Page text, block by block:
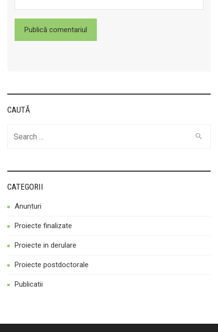
CAUTĂ
CATEGORII
Anunturi
Proiecte finalizate
Proiecte in derulare
Proiecte postdoctorale
Publicatii